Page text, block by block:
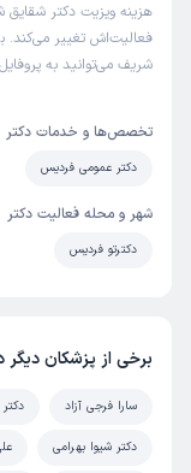
هزینه ویزیت دکتر
فعالیت‌اش تغییر می‌کند.
شریف می‌توانید به
تخصص‌ها و خدمات دکتر
دکتر عمومی فردیس
شهر و محله فعالیت دکتر
دکترتو فردیس
برخی از پزشکان دیگر
سارا فرجی آزاد
دکتر شیوا بهرامی